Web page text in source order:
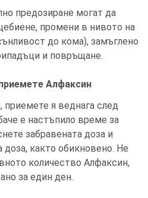
предозиране могат да
промени в нивото на
до кома), замъглено
и повръщане.
Алфаксин
приемете я веднага след
е настъпило време за
забравената доза и
както обикновено. Не
количество Алфаксин,
за един ден.